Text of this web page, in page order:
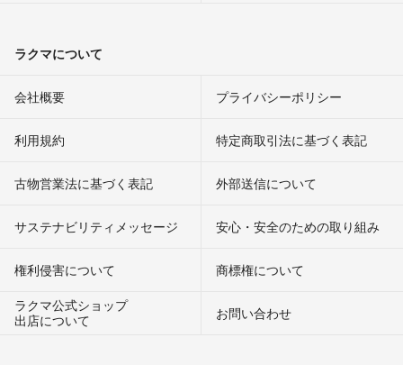
ラクマについて
会社概要 プライバシーポリシー
利用規約 特定商取引法に基づく表記
古物営業法に基づく表記 外部送信について
サステナビリティメッセージ 安心・安全のための取り組み
権利侵害について
商標権について
ラクマ公式ショップ
出店について
お問い合わせ